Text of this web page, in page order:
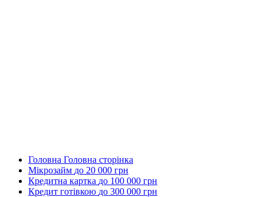
Головна Головна сторінка
Мікрозайм до 20 000 грн
Кредитна картка до 100 000 грн
Кредит готівкою до 300 000 грн